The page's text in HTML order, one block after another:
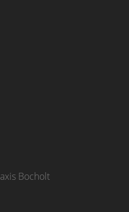
Bocholt